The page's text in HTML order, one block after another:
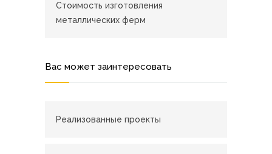
Стоимость изготовления
металлических ферм
Вас может заинтересовать
Реализованные проекты